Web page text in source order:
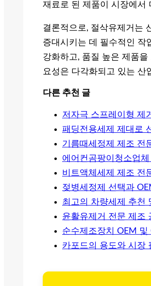
재료로 된 제품이 시장에서
결론적으로, 절삭유제거는
증대시키는 데 필수적인 작
강화하고, 품질 높은 제품
요성은 다각화되고 있는 산
다른 추천 글
저자극 스프레이형 제
패딩전용세제 제대로
기름때세정제 제조 전
에어컨곰팡이청소업
비트액체세제 제조 전
젖병세정제 선택과
최고의 차량세제 추천
윤활유제거 전문 제조
순수제조장치 OEM
카포드의 용도와 시장